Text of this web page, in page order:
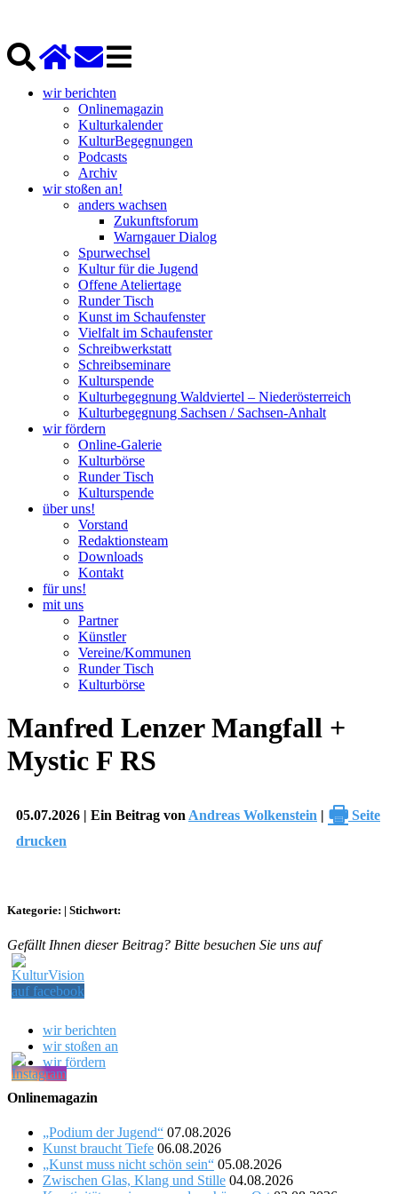
wir berichten
Onlinemagazin
Kulturkalender
KulturBegegnungen
Podcasts
Archiv
wir stoßen an!
anders wachsen
Zukunftsforum
Warngauer Dialog
Spurwechsel
Kultur für die Jugend
Offene Ateliertage
Runder Tisch
Kunst im Schaufenster
Vielfalt im Schaufenster
Schreibwerkstatt
Schreibseminare
Kulturspende
Kulturbegegnung Waldviertel – Niederösterreich
Kulturbegegnung Sachsen / Sachsen-Anhalt
wir fördern
Online-Galerie
Kulturbörse
Runder Tisch
Kulturspende
über uns!
Vorstand
Redaktionsteam
Downloads
Kontakt
für uns!
mit uns
Partner
Künstler
Vereine/Kommunen
Runder Tisch
Kulturbörse
Manfred Lenzer Mangfall +
Mystic F RS
05.07.2026 | Ein Beitrag von Andreas Wolkenstein | 🖶 Seite
drucken
Kategorie: | Stichwort:
Gefällt Ihnen dieser Beitrag? Bitte besuchen Sie uns auf
wir berichten
wir stoßen an
wir fördern
Onlinemagazin
„Podium der Jugend“ 07.08.2026
Kunst braucht Tiefe 06.08.2026
„Kunst muss nicht schön sein“ 05.08.2026
Zwischen Glas, Klang und Stille 04.08.2026